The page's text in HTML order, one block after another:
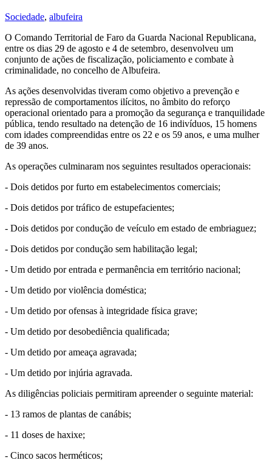
Sociedade, albufeira
O Comando Territorial de Faro da Guarda Nacional Republicana,
entre os dias 29 de agosto e 4 de setembro, desenvolveu um
conjunto de ações de fiscalização, policiamento e combate à
criminalidade, no concelho de Albufeira.
As ações desenvolvidas tiveram como objetivo a prevenção e
repressão de comportamentos ilícitos, no âmbito do reforço
operacional orientado para a promoção da segurança e tranquilidade
pública, tendo resultado na detenção de 16 indivíduos, 15 homens
com idades compreendidas entre os 22 e os 59 anos, e uma mulher
de 39 anos.
As operações culminaram nos seguintes resultados operacionais:
- Dois detidos por furto em estabelecimentos comerciais;
- Dois detidos por tráfico de estupefacientes;
- Dois detidos por condução de veículo em estado de embriaguez;
- Dois detidos por condução sem habilitação legal;
- Um detido por entrada e permanência em território nacional;
- Um detido por violência doméstica;
- Um detido por ofensas à integridade física grave;
- Um detido por desobediência qualificada;
- Um detido por ameaça agravada;
- Um detido por injúria agravada.
As diligências policiais permitiram apreender o seguinte material:
- 13 ramos de plantas de canábis;
- 11 doses de haxixe;
- Cinco sacos herméticos;